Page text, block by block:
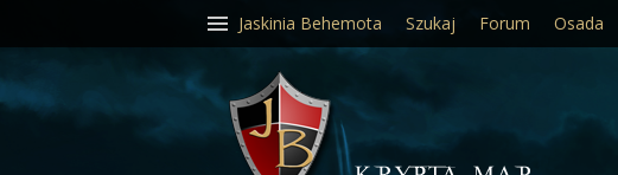
Jaskinia Behemota Szukaj Forum Osada